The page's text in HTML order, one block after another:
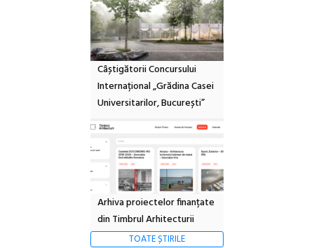
Câștigătorii Concursului
Internațional „Grădina Casei
Universitarilor, București”
Arhiva proiectelor finanțate
din Timbrul Arhitecturii
TOATE ȘTIRILE